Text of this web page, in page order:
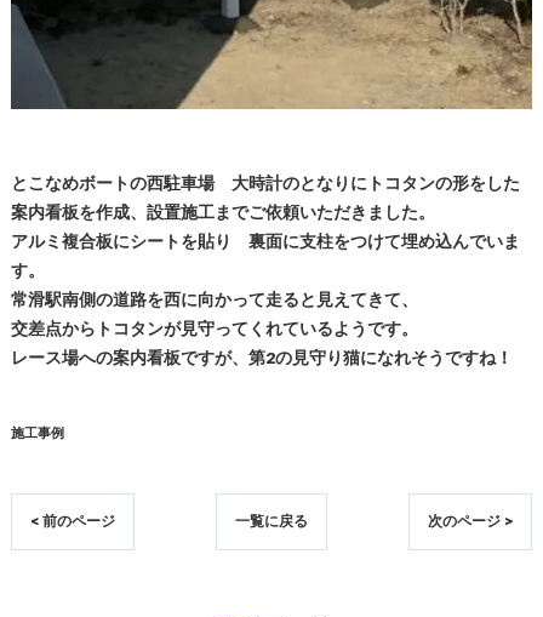
とこなめボートの西駐車場 大時計のとなりにトコタンの形をした
案内看板を作成、設置施工までご依頼いただきました。
アルミ複合板にシートを貼り 裏面に支柱をつけて埋め込んでいま
す。
常滑駅南側の道路を西に向かって走ると見えてきて、
交差点からトコタンが見守ってくれているようです。
レース場への案内看板ですが、第2の見守り猫になれそうですね！
施工事例
< 前のページ 一覧に戻る 次のページ >